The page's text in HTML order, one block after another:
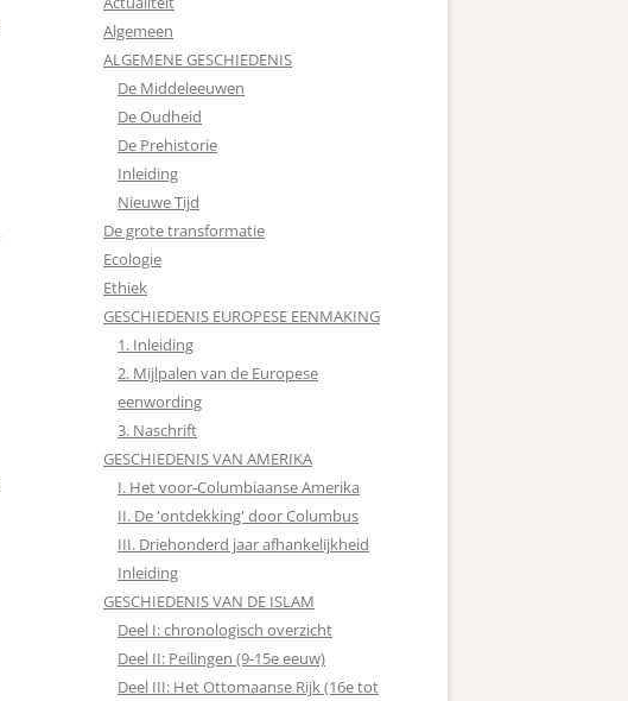
Algemeen
ALGEMENE GESCHIEDENIS
De Middeleeuwen
De Oudheid
De Prehistorie
Inleiding
Nieuwe Tijd
De grote transformatie
Ecologie
Ethiek
GESCHIEDENIS EUROPESE EENMAKING
1. Inleiding
2. Mijlpalen van de Europese
eenwording
3. Naschrift
GESCHIEDENIS VAN AMERIKA
I. Het voor-Columbiaanse Amerika
II. De 'ontdekking' door Columbus
III. Driehonderd jaar afhankelijkheid
Inleiding
GESCHIEDENIS VAN DE ISLAM
Deel I: chronologisch overzicht
Deel II: Peilingen (9-15e eeuw)
Deel III: Het Ottomaanse Rijk (16e tot